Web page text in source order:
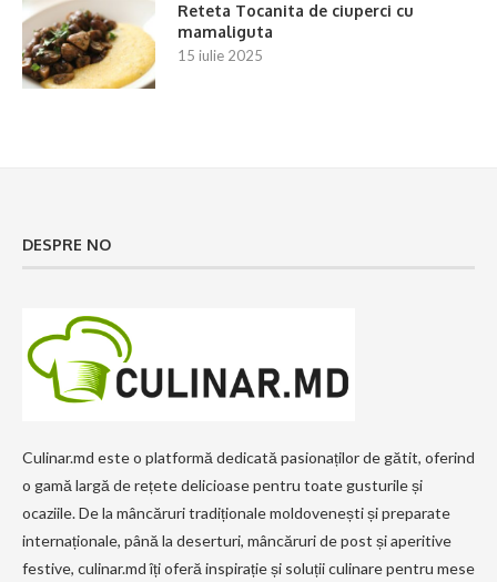
Reteta Tocanita de ciuperci cu
mamaliguta
15 iulie 2025
DESPRE NO
Culinar.md este o platformă dedicată pasionaților de gătit, oferind
o gamă largă de rețete delicioase pentru toate gusturile și
ocaziile. De la mâncăruri tradiționale moldovenești și preparate
internaționale, până la deserturi, mâncăruri de post și aperitive
festive, culinar.md îți oferă inspirație și soluții culinare pentru mese